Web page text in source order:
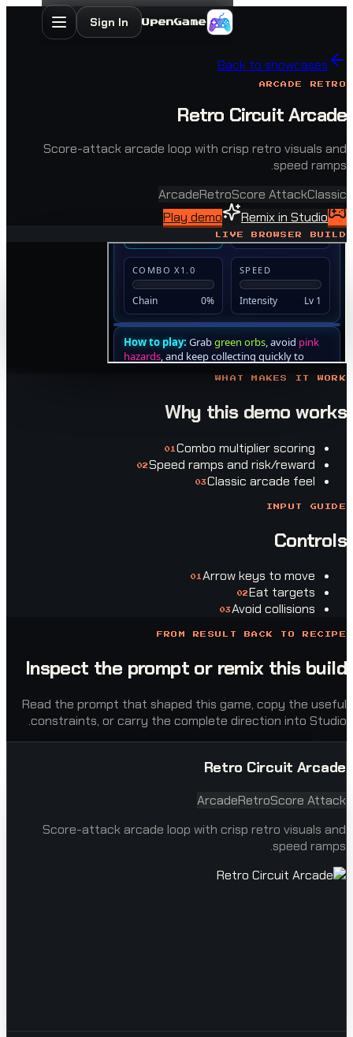
OpenGame
Sign In
Back to
Retro Circuit
Score-attack arcade loop with crisp retro
ArcadeRetroScore
Play demo
Remix in
LIVE
WHAT
Why this
01 Combo multiplier
0 2Speed ramps and risk/
0 3Classic arcade
0 1 Arrow keys to
02 Eat
0 3Avoid
FROM RESULT BACK
Inspect the prompt or remix
Read the prompt that shaped this game, copy
constraints, or carry the complete direction
Retro Circuit
ArcadeRetro
Score-attack arcade loop with crisp retro